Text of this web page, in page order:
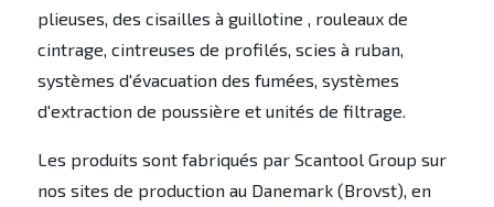
plieuses, des cisailles à guillotine , rouleaux de
cintrage, cintreuses de profilés, scies à ruban,
systèmes d'évacuation des fumées, systèmes
d'extraction de poussière et unités de filtrage.
Les produits sont fabriqués par Scantool Group sur
nos sites de production au Danemark (Brovst), en